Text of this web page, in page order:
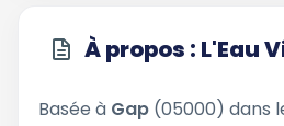
À propos : L'Eau
Basée à Gap (05000) dans